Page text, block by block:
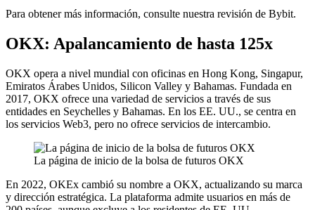
Para obtener más información, consulte nuestra revisión de Bybit.
OKX: Apalancamiento de hasta 125x
OKX opera a nivel mundial con oficinas en Hong Kong, Singapur,
Emiratos Árabes Unidos, Silicon Valley y Bahamas. Fundada en
2017, OKX ofrece una variedad de servicios a través de sus
entidades en Seychelles y Bahamas. En los EE. UU., se centra en
los servicios Web3, pero no ofrece servicios de intercambio.
La página de inicio de la bolsa de futuros OKX
En 2022, OKEx cambió su nombre a OKX, actualizando su marca
y dirección estratégica. La plataforma admite usuarios en más de